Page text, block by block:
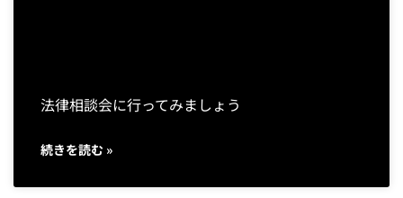
法律相談会に行ってみましょう
続きを読む »